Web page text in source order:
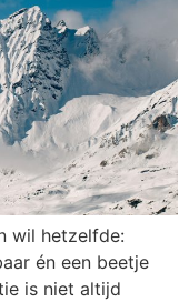
wil hetzelfde:
én een beetje
is niet altijd